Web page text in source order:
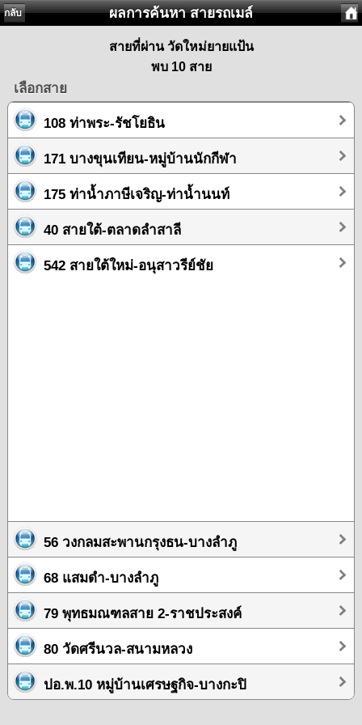
กลับ ผลการค้นหา สายรถเมล์
สายที่ผ่าน วัดใหม่ยายแป้น
พบ 10 สาย
เลือกสาย
108 ท่าพระ-รัชโยธิน
171 บางขุนเทียน-หมู่บ้านนักกีฬา
175 ท่าน้ำภาษีเจริญ-ท่าน้ำนนท์
40 สายใต้-ตลาดลำสาลี
542 สายใต้ใหม่-อนุสาวรีย์ชัย
56 วงกลมสะพานกรุงธน-บางลำภู
68 แสมดำ-บางลำภู
79 พุทธมณฑลสาย 2-ราชประสงค์
80 วัดศรีนวล-สนามหลวง
ปอ.พ.10 หมู่บ้านเศรษฐกิจ-บางกะปิ